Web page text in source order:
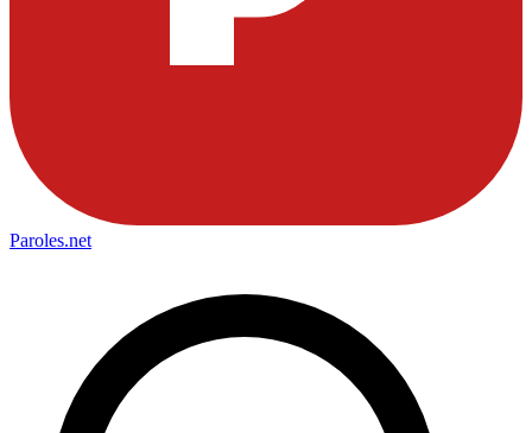
Paroles.net